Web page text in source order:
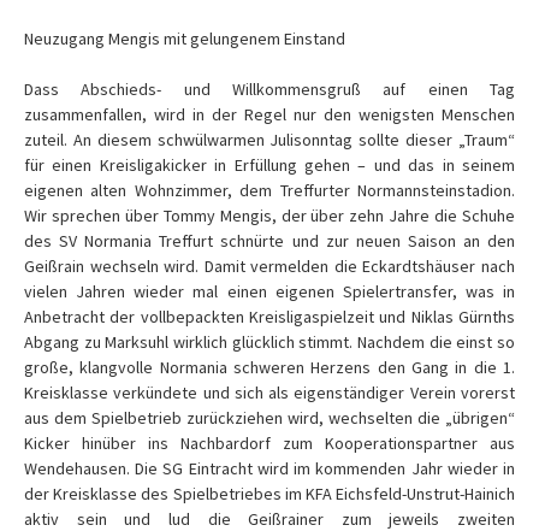
Neuzugang Mengis mit gelungenem Einstand
Dass Abschieds- und Willkommensgruß auf einen Tag
zusammenfallen, wird in der Regel nur den wenigsten Menschen
zuteil. An diesem schwülwarmen Julisonntag sollte dieser „Traum“
für einen Kreisligakicker in Erfüllung gehen – und das in seinem
eigenen alten Wohnzimmer, dem Treffurter Normannsteinstadion.
Wir sprechen über Tommy Mengis, der über zehn Jahre die Schuhe
des SV Normania Treffurt schnürte und zur neuen Saison an den
Geißrain wechseln wird. Damit vermelden die Eckardtshäuser nach
vielen Jahren wieder mal einen eigenen Spielertransfer, was in
Anbetracht der vollbepackten Kreisligaspielzeit und Niklas Gürnths
Abgang zu Marksuhl wirklich glücklich stimmt. Nachdem die einst so
große, klangvolle Normania schweren Herzens den Gang in die 1.
Kreisklasse verkündete und sich als eigenständiger Verein vorerst
aus dem Spielbetrieb zurückziehen wird, wechselten die „übrigen“
Kicker hinüber ins Nachbardorf zum Kooperationspartner aus
Wendehausen. Die SG Eintracht wird im kommenden Jahr wieder in
der Kreisklasse des Spielbetriebes im KFA Eichsfeld-Unstrut-Hainich
aktiv sein und lud die Geißrainer zum jeweils zweiten